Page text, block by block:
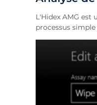
L'Hidex AMG
processus